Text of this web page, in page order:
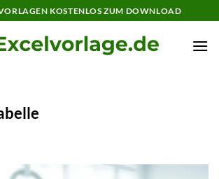
KOSTENLOS ZUM DOWNLOAD